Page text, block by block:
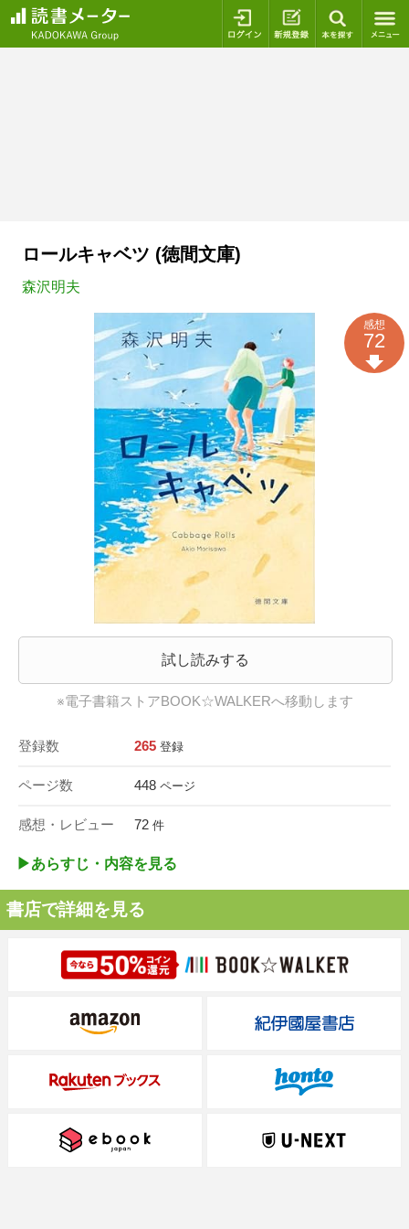
ログイン 新規登録
ロールキャベツ (徳間文庫)
森沢明夫
試し読みする
※電子書籍ストアBOOK☆WALKERへ移動します
登録数 265 登録
ページ数 448 ページ
感想・レビュー 72 件
感想
72
▶︎あらすじ・内容を見る
書店で詳細を見る